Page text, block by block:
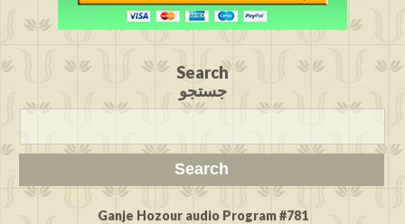
Search
جستجو
Ganje Hozour audio Program #781